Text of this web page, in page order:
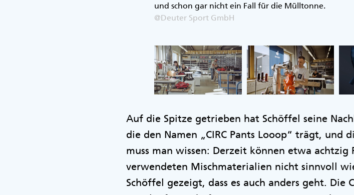
und schon gar nicht ein Fall für die Mülltonne.
@Deuter Sport GmbH
Auf die Spitze getrieben hat Schöffel seine
die den Namen „CIRC Pants Looop“ trägt, und
muss man wissen: Derzeit können etwa
verwendeten Mischmaterialien nicht sinnvoll
Schöffel gezeigt, dass es auch anders geht. Die